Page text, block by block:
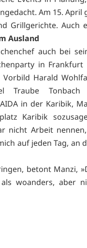
Am 15. April
Grillgerichte. Auch
Ausland
auch bei
in Frankfurt
Harald
Traube Tonbach
in der Karibik,
Karibik
nicht Arbeit
auf jeden Tag, an
betont Manzi,
woanders, aber